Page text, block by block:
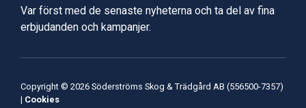
Var först med de senaste nyheterna och ta del av fina
erbjudanden och kampanjer.
Copyright © 2026 Söderströms Skog & Trädgård AB (556500-7357)
| Cookies